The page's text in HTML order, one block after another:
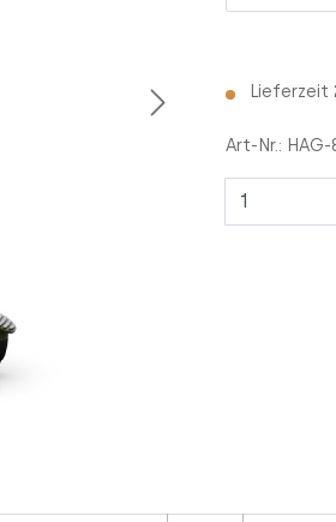
Lieferzeit
Art-Nr.:
Anzahl